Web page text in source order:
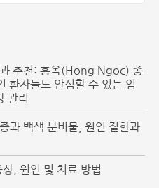
추천: 홍옥(Hong Ngoc) 종
환자들도 안심할 수 있는 임
관리
과 백색 분비물, 원인 질환과
, 원인 및 치료 방법